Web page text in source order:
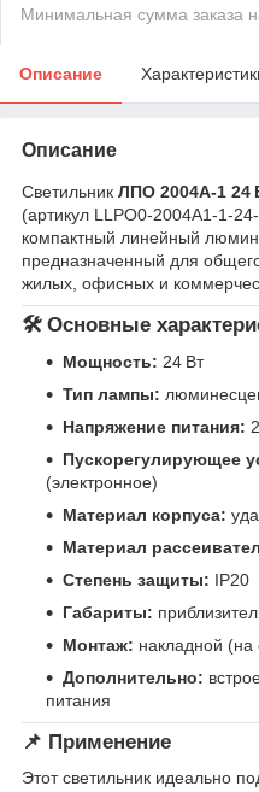
Минимальная сумма заказа
Описание
Описание
Светильник ЛПО 2004A-1 24
(артикул LLPO0-2004A1-1-
компактный линейный
предназначенный для
жилых, офисных и
🛠 Основные
Мощность: 24 Вт
Тип лампы:
Напряжение питания:
Пускорегулирующее
(электронное)
Материал корпуса:
Материал
Степень защиты: IP20
Габариты:
Монтаж: накладной (на
Дополнительно:
питания
📌 Применение
Этот светильник идеально